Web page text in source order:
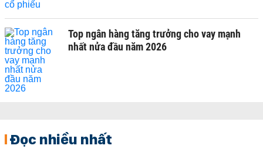
Top ngân hàng tăng trưởng cho vay mạnh
nhất nửa đầu năm 2026
Đọc nhiều nhất